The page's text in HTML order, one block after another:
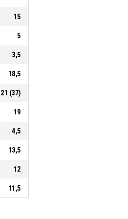
15
5
3,5
18,5
21 (37)
19
4,5
13,5
12
11,5